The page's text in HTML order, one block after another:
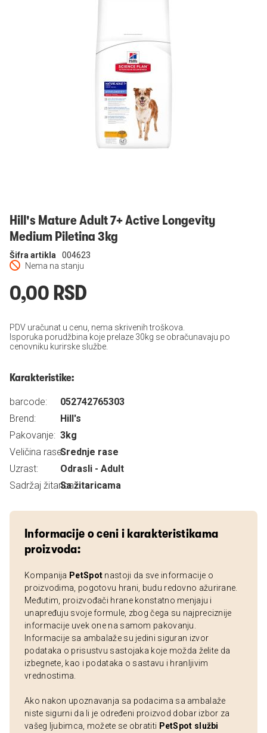
Hill's Mature Adult 7+ Active Longevity
Medium Piletina 3kg
Nema na stanju
Šifra artikla 004623
0,00 RSD
PDV uračunat u cenu, nema skrivenih troškova.
Isporuka porudžbina koje prelaze 30kg se obračunavaju po
cenovniku kurirske službe.
Karakteristike:
barcode:
052742765303
Brend:
Hill's
Pakovanje: 3kg
Veličina rase:Srednje rase
Uzrast:
Odrasli - Adult
Sadržaj žitarica:Sa žitaricama
Informacije o ceni i karakteristikama
proizvoda:
Kompanija PetSpot nastoji da sve informacije o
proizvodima, pogotovu hrani, budu redovno ažurirane.
Međutim, proizvođači hrane konstatno menjaju i
unapređuju svoje formule, zbog čega su najpreciznije
informacije uvek one na samom pakovanju.
Informacije sa ambalaže su jedini siguran izvor
podataka o prisustvu sastojaka koje možda želite da
izbegnete, kao i podataka o sastavu i hranljivim
vrednostima.
Ako nakon upoznavanja sa podacima sa ambalaže
niste sigurni da li je određeni proizvod dobar izbor za
vašeg ljubimca, možete se obratiti PetSpot službi